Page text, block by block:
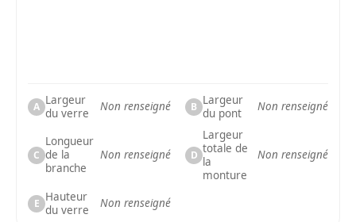
A Largeur
du verre
Non renseigné B Largeur
du pont
Non renseigné
C
Longueur
de la
branche
Non renseigné D
Largeur
totale de
la
monture
Non renseigné
E Hauteur
du verre
Non renseigné